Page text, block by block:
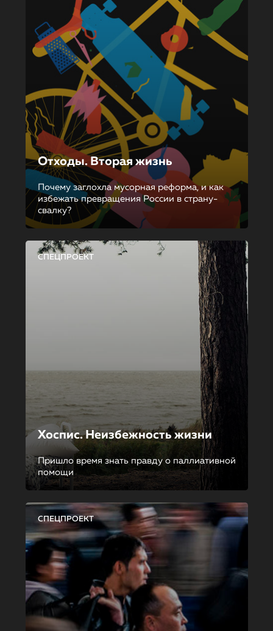
Отходы. Вторая жизнь
Почему заглохла мусорная реформа, и как
избежать превращения России в страну-
свалку?
СПЕЦПРОЕКТ
Хоспис. Неизбежность жизни
Пришло время знать правду о паллиативной
помощи
СПЕЦПРОЕКТ